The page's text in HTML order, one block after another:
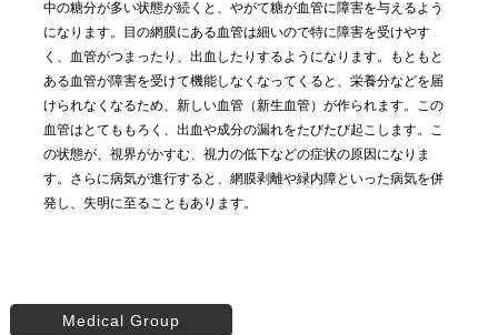
中の糖分が多い状態が続くと、やがて糖が血管に障害を与えるよう
になります。目の網膜にある血管は細いので特に障害を受けやす
く、血管がつまったり、出血したりするようになります。もともと
ある血管が障害を受けて機能しなくなってくると、栄養分などを届
けられなくなるため、新しい血管（新生血管）が作られます。この
血管はとてももろく、出血や成分の漏れをたびたび起こします。こ
の状態が、視界がかすむ、視力の低下などの症状の原因になりま
す。さらに病気が進行すると、網膜剥離や緑内障といった病気を併
発し、失明に至ることもあります。
Medical Group